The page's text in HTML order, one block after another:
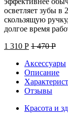
осветляет зубы в
скользящую
долгое время
1 310 Р 1 470Р
Аксессуары
Описание
Отзывы
Красота и